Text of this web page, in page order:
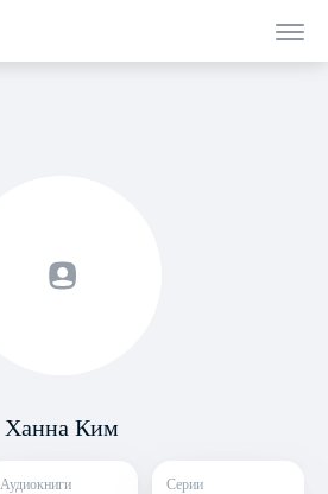
Ханна Ким
Аудиокниги Серии